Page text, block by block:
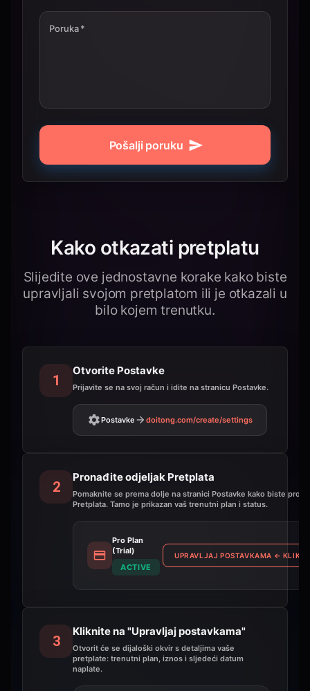
Poruka*
Pošalji poruku
Kako otkazati pretplatu
Slijedite ove jednostavne korake kako biste
upravljali svojom pretplatom ili je otkazali u
bilo kojem trenutku.
1
Otvorite Postavke
Prijavite se na svoj račun i idite na stranicu Postavke.
Postavke doitong.com/create/settings
2
Pronađite odjeljak Pretplata
Pomaknite se prema dolje na stranici Postavke kako biste
Pretplata. Tamo je prikazan vaš trenutni plan i status.
Pro Plan
(Trial)
ACTIVE
UPRAVLJAJ POSTAVKAMA ←
3
Kliknite na "Upravljaj postavkama"
Otvorit će se dijaloški okvir s detaljima vaše
pretplate: trenutni plan, iznos i sljedeći datum
naplate.